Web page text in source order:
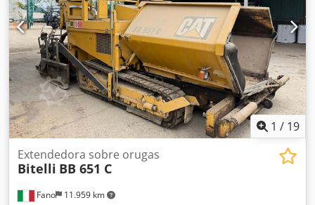
1 / 19
Fano 11.959 km
Extendedora sobre orugas
Bitelli BB 651 C